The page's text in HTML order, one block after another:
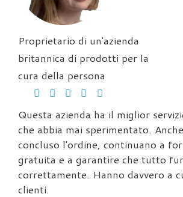
Proprietario di un'azienda
britannica di prodotti per la
cura della persona
Questa azienda ha il miglior
che abbia mai sperimentato.
concluso l'ordine, continuano a
gratuita e a garantire che tutto
correttamente. Hanno davvero a
clienti.